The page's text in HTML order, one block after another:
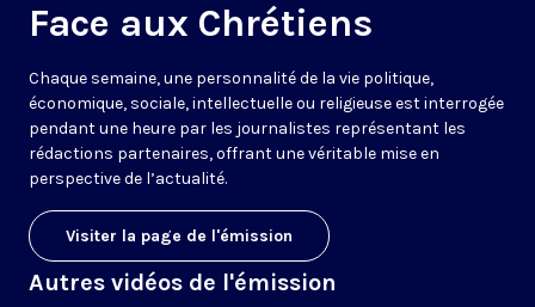
Face aux Chrétiens
Chaque semaine, une personnalité de la vie politique,
économique, sociale, intellectuelle ou religieuse est interrogée
pendant une heure par les journalistes représentant les
rédactions partenaires, offrant une véritable mise en
perspective de l’actualité.
Visiter la page de l'émission
Autres vidéos de l'émission